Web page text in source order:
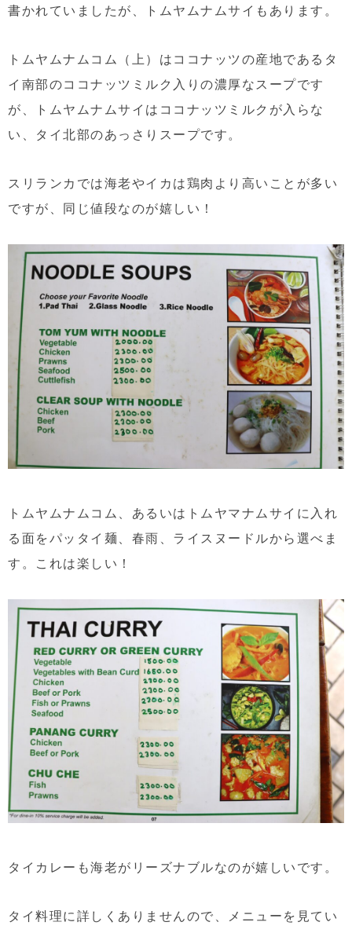
書かれていましたが、トムヤムナムサイもあります。
トムヤムナムコム（上）はココナッツの産地であるタ
イ南部のココナッツミルク入りの濃厚なスープです
が、トムヤムナムサイはココナッツミルクが入らな
い、タイ北部のあっさりスープです。
スリランカでは海老やイカは鶏肉より高いことが多い
ですが、同じ値段なのが嬉しい！
トムヤムナムコム、あるいはトムヤマナムサイに入れ
る面をパッタイ麺、春雨、ライスヌードルから選べま
す。これは楽しい！
タイカレーも海老がリーズナブルなのが嬉しいです。
タイ料理に詳しくありませんので、メニューを見てい